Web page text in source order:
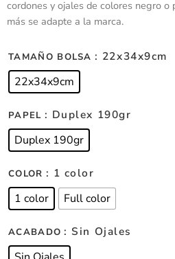
más se adapte a la marca.
TAMAÑO BOLSA : 22x34x9cm
22x34x9cm
PAPEL : Duplex 190gr
Duplex 190gr
COLOR : 1 color
1 color Full color
ACABADO : Sin Ojales
Sin Ojales